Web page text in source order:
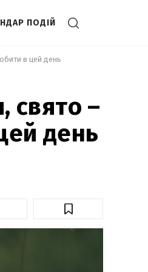
ПОДІЙ
в цей день
свято –
день